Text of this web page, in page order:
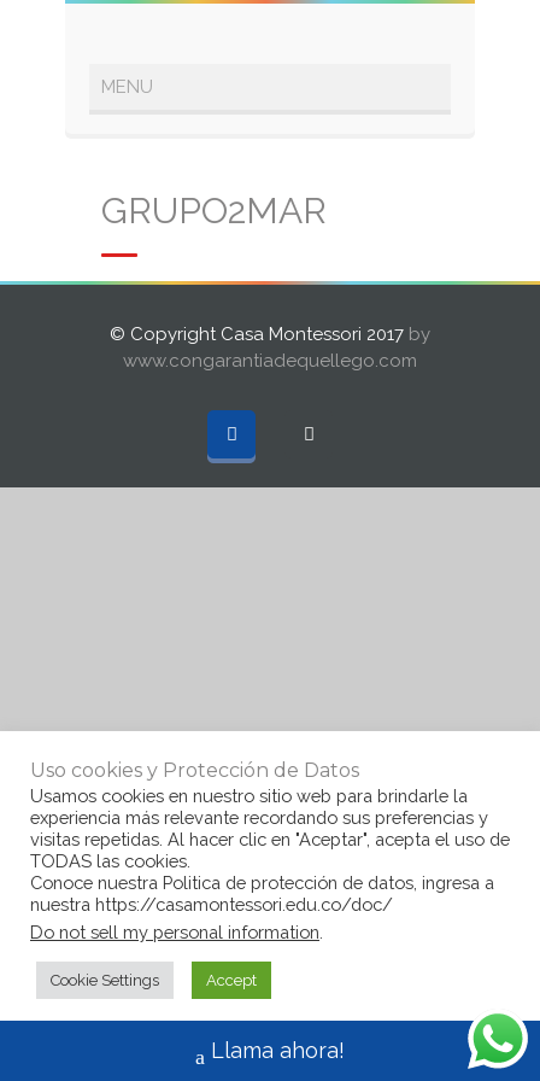
GRUPO2MAR
© Copyright Casa Montessori 2017 by
www.congarantiadequellego.com
Uso cookies y Protección de Datos
Usamos cookies en nuestro sitio web para brindarle la
experiencia más relevante recordando sus preferencias y
visitas repetidas. Al hacer clic en "Aceptar", acepta el uso de
TODAS las cookies.
Conoce nuestra Politica de protección de datos, ingresa a
nuestra https://casamontessori.edu.co/doc/
Do not sell my personal information
Cookie Settings Accept
Llama ahora!